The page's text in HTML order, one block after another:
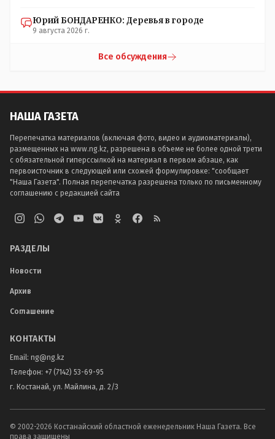
Юрий БОНДАРЕНКО: Деревья в городе
9 августа 2026 г.
Все обсуждения
НАША ГАЗЕТА
Перепечатка материалов (включая фото, видео и аудиоматериалы),
размещенных на www.ng.kz, разрешена в объеме не более одной трети
с обязательной гиперссылкой на материал в первом абзаце, как
первоисточник в следующей или схожей формулировке: "сообщает
"Наша Газета". Полная перепечатка разрешена только по письменному
соглашению с редакцией сайта
РАЗДЕЛЫ
Новости
Архив
Соглашение
КОНТАКТЫ
Email: ng@ng.kz
Телефон: +7 (7142) 53-69-95
г. Костанай, ул. Майлина, д. 2/3
© 2002-2026 Костанайский областной еженедельник Наша Газета. Все
права защищены